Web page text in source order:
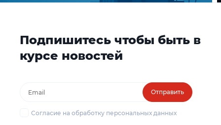
Подпишитесь чтобы быть в
курсе новостей
Отправить
Согласие на обработку персональных данных